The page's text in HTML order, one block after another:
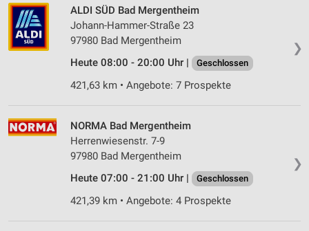
❯
ALDI SÜD Bad Mergentheim
Johann-Hammer-Straße 23
97980 Bad Mergentheim
Heute 08:00 - 20:00 Uhr |
Geschlossen
421,63 km • Angebote: 7 Prospekte
❯
NORMA Bad Mergentheim
Herrenwiesenstr. 7-9
97980 Bad Mergentheim
Heute 07:00 - 21:00 Uhr |
Geschlossen
421,39 km • Angebote: 4 Prospekte